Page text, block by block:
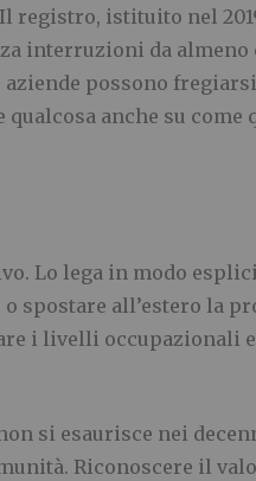
registro, istituito nel
interruzioni da almeno
possono
anche su come
Lo lega in modo
spostare all’estero la
i livelli occupazionali
si esaurisce nei
Riconoscere il